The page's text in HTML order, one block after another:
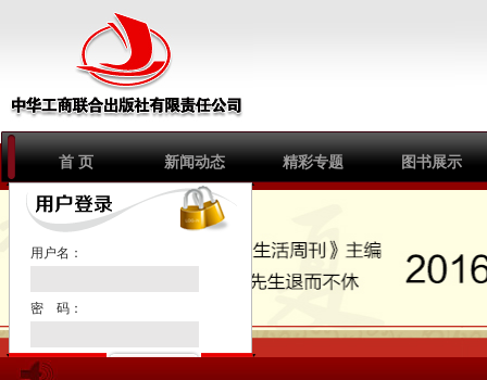
首 页 新闻动态 精彩专题 图书展示
用户名：
密 码：
注册新用户